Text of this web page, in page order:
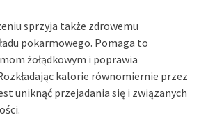
sprzyja także zdrowemu
pokarmowego. Pomaga to
żołądkowym i poprawia
kalorie równomiernie przez
uniknąć przejadania się i związanych